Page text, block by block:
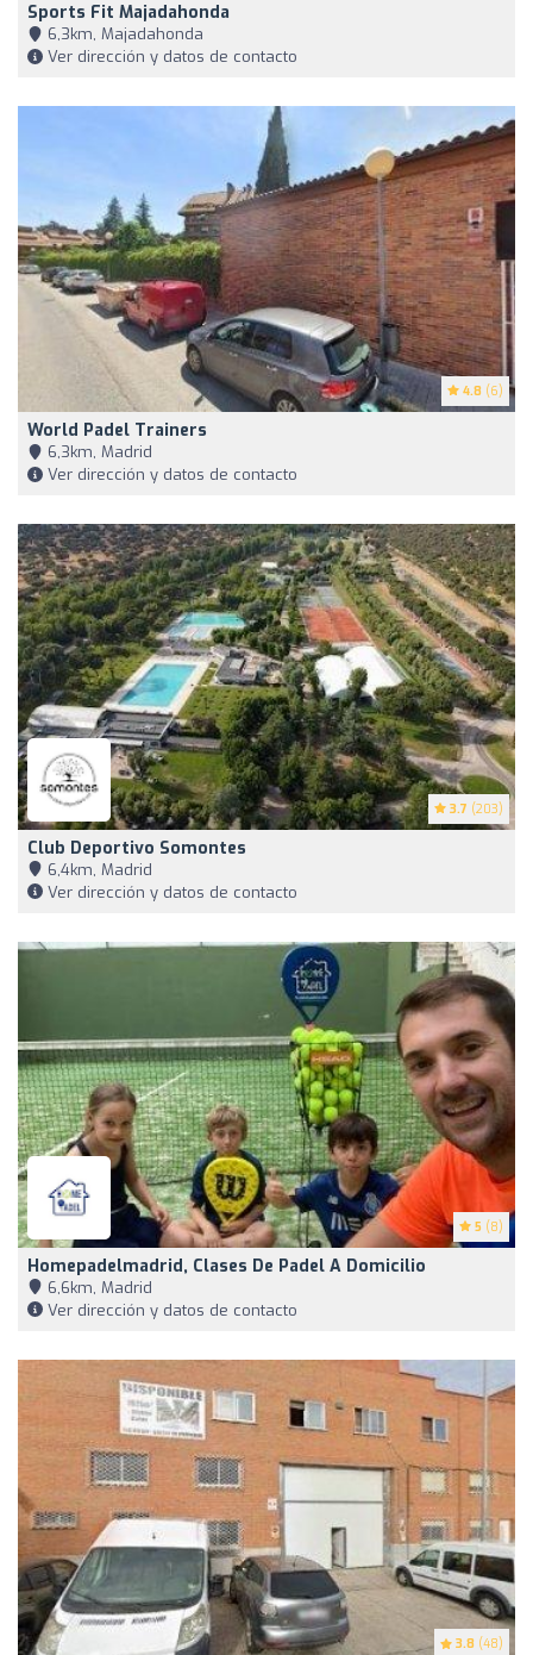
Sports Fit Majadahonda
6,3km, Majadahonda
Ver dirección y datos de contacto
4.8 (6)
World Padel Trainers
6,3km, Madrid
Ver dirección y datos de contacto
3.7 (203)
Club Deportivo Somontes
6,4km, Madrid
Ver dirección y datos de contacto
5 (8)
Homepadelmadrid, Clases De Padel A Domicilio
6,6km, Madrid
Ver dirección y datos de contacto
3.8 (48)